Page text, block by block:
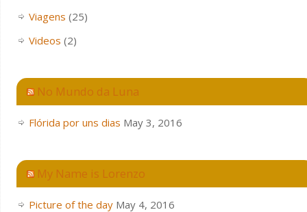
Viagens (25)
Videos (2)
No Mundo da Luna
Flórida por uns dias May 3, 2016
My Name is Lorenzo
Picture of the day May 4, 2016